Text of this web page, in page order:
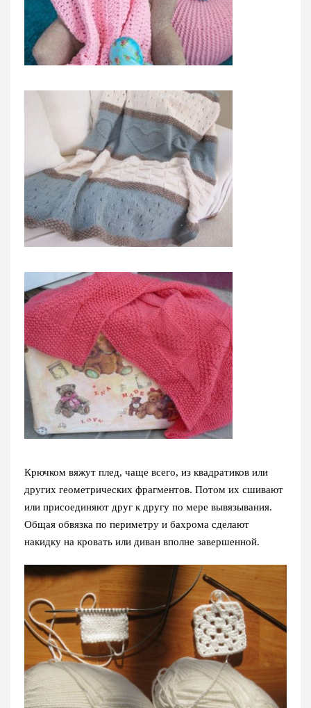
Крючком вяжут плед, чаще всего, из квадратиков или
других геометрических фрагментов. Потом их сшивают
или присоединяют друг к другу по мере вывязывания.
Общая обвязка по периметру и бахрома сделают
накидку на кровать или диван вполне завершенной.